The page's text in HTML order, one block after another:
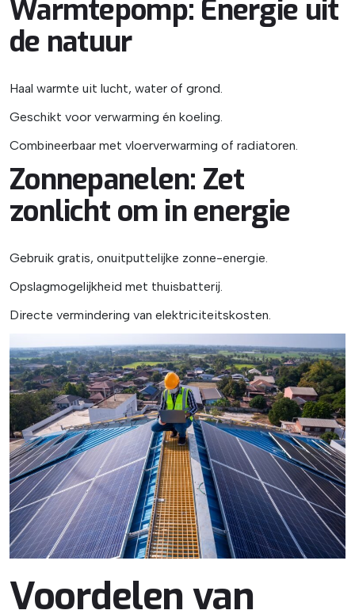
Warmtepomp: Energie uit
de natuur
Haal warmte uit lucht, water of grond.
Geschikt voor verwarming én koeling.
Combineerbaar met vloerverwarming of radiatoren.
Zonnepanelen: Zet
zonlicht om in energie
Gebruik gratis, onuitputtelijke zonne-energie.
Opslagmogelijkheid met thuisbatterij.
Directe vermindering van elektriciteitskosten.
Voordelen van